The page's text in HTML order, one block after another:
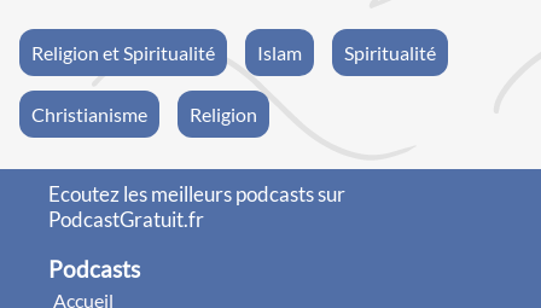
Religion et Spiritualité Islam Spiritualité
Christianisme Religion
Ecoutez les meilleurs podcasts sur
PodcastGratuit.fr
Podcasts
Accueil